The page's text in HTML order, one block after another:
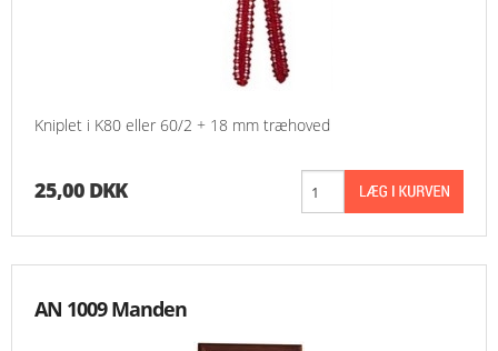
Kniplet i K80 eller 60/2 + 18 mm træhoved
25,00 DKK
AN 1009 Manden